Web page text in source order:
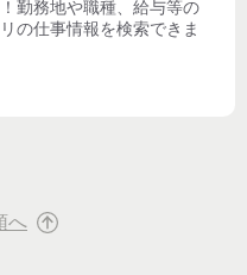
勤務地や職種、給与等の
の仕事情報を検索できま
へ